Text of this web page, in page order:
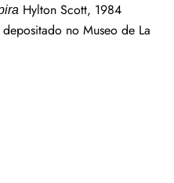
Hylton Scott, 1984
depositado no Museo de La